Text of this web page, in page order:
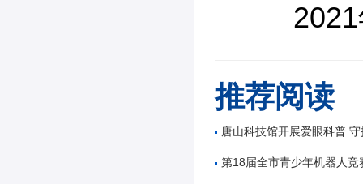
推荐阅读
唐山科技馆开展爱眼科普 守
第18届全市青少年机器人竞